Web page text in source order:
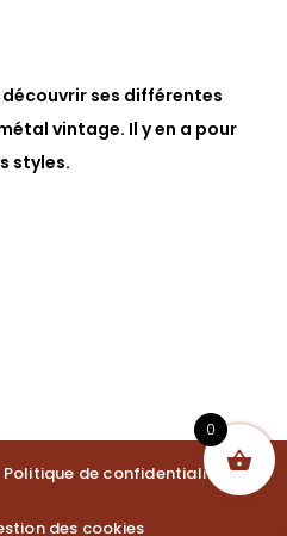
découvrir ses différentes
vintage. Il y en a pour
styles.
Politique de confidentialité
des cookies
0